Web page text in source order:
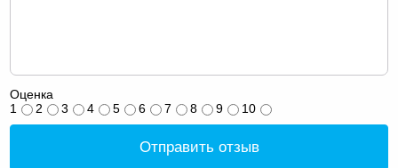
Оценка
1
2 3 4 5 6 7 8 9 10
Отправить отзыв